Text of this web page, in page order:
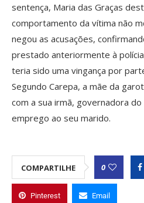
sentença, Maria das Graças
comportamento da vítima não
negou as acusações,
prestado anteriormente à
teria sido uma vingança por
Segundo Carepa, a mãe da
com a sua irmã, governadora
emprego ao seu marido.
COMPARTILHE 0
Pinterest Email